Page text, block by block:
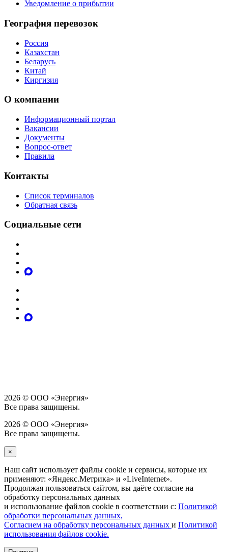
Уведомление о прибытии
География перевозок
Россия
Казахстан
Беларусь
Китай
Киргизия
О компании
Информационный портал
Вакансии
Документы
Вопрос-ответ
Правила
Контакты
Список терминалов
Обратная связь
Социальные сети
2026 © ООО «Энергия»
Все права защищены.
2026 © ООО «Энергия»
Все права защищены.
×
Наш сайт использует файлы cookie и сервисы, которые их
применяют: «Яндекс.Метрика» и «LiveInternet».
Продолжая пользоваться сайтом, вы даёте согласие на
обработку персональных данных
и использование файлов cookie в соответствии с: Политикой
обработки персональных данных,
Согласием на обработку персональных данных и Политикой
использования файлов cookie.